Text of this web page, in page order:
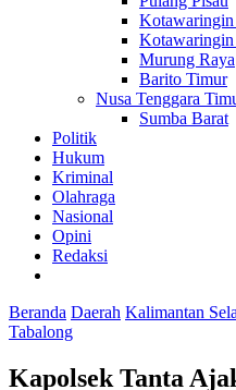
Kotawaringin
Murung Raya
Barito Timur
Nusa Tenggara
Sumba Barat
Politik
Hukum
Kriminal
Olahraga
Nasional
Opini
Redaksi
Beranda Daerah Kalimantan
Tabalong
Kapolsek Tanta